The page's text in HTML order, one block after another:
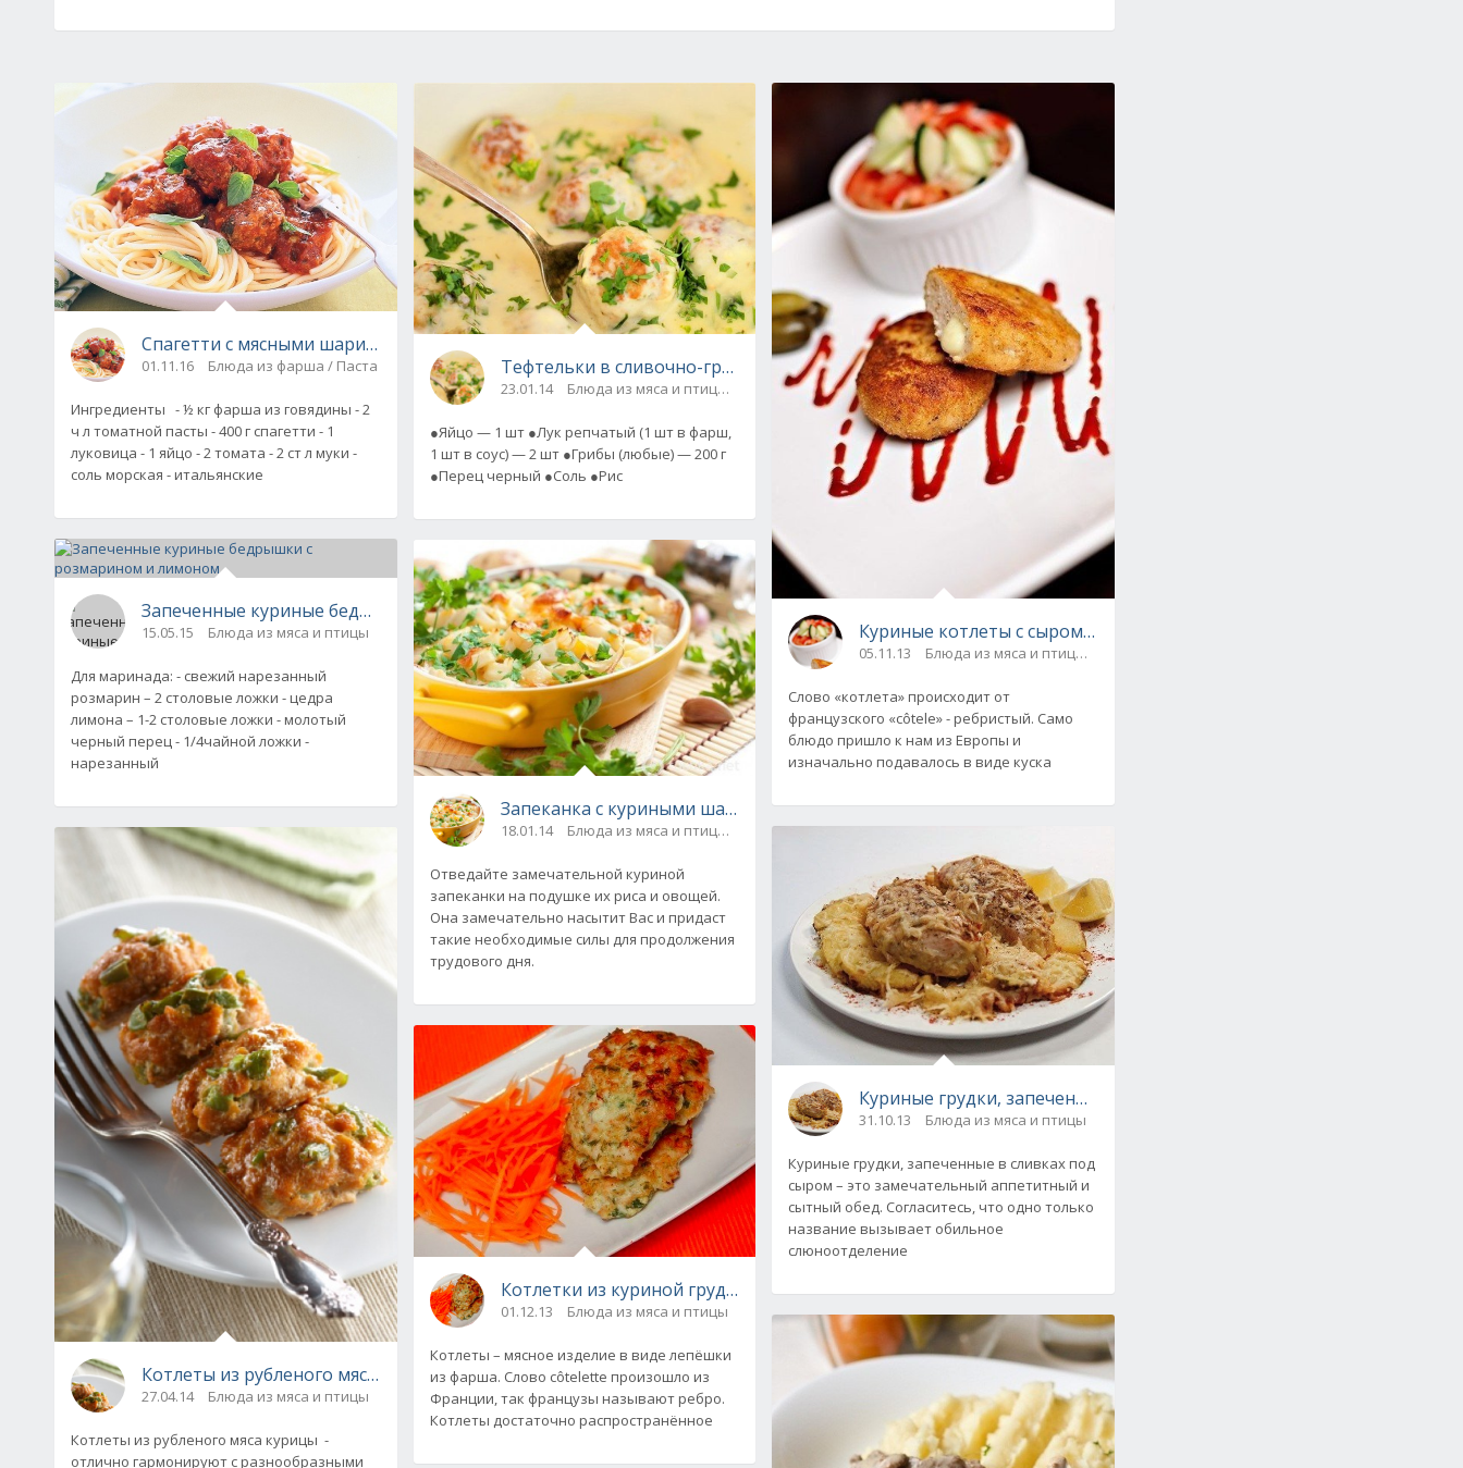
Спагетти с мясными шариками в томатном соусе
01.11.16 Блюда из фарша / Паста
Ингредиенты - ½ кг фарша из говядины - 2
ч л томатной пасты - 400 г спагетти - 1
луковица - 1 яйцо - 2 томата - 2 ст л муки -
соль морская - итальянские
Запеченные куриные бедрышки с розмарином и лимоном
15.05.15 Блюда из мяса и птицы
Для маринада: - свежий нарезанный
розмарин – 2 столовые ложки - цедра
лимона – 1-2 столовые ложки - молотый
черный перец - 1/4чайной ложки -
нарезанный
Котлеты из рубленого мяса курицы. 4 рецепта
27.04.14 Блюда из мяса и птицы
Котлеты из рубленого мяса курицы -
отлично гармонируют с разнообразными
Тефтельки в сливочно-грибном соусе. Рецепт
23.01.14 Блюда из мяса и птицы / Блюда из фарша
●Яйцо — 1 шт ●Лук репчатый (1 шт в фарш,
1 шт в соус) — 2 шт ●Грибы (любые) — 200 г
●Перец черный ●Соль ●Рис
Запеканка с куриными шариками на подушке из риса и овощей. Рецепт
18.01.14 Блюда из мяса и птицы / Блюда из круп, гарниры
Отведайте замечательной куриной
запеканки на подушке их риса и овощей.
Она замечательно насытит Вас и придаст
такие необходимые силы для продолжения
трудового дня.
Котлетки из куриной грудки "На скорую руку". Рецепт
01.12.13 Блюда из мяса и птицы
Котлеты – мясное изделие в виде лепёшки
из фарша. Слово côtelette произошло из
Франции, так французы называют ребро.
Котлеты достаточно распространённое
Куриные котлеты с сыром. Пошаговый фото-рецепт
05.11.13 Блюда из мяса и птицы / Блюда из фарша
Слово «котлета» происходит от
французского «côtele» - ребристый. Само
блюдо пришло к нам из Европы и
изначально подавалось в виде куска
Куриные грудки, запеченные в сливках под сыром. Пошаговый
31.10.13 Блюда из мяса и птицы
Куриные грудки, запеченные в сливках под
сыром – это замечательный аппетитный и
сытный обед. Согласитесь, что одно только
название вызывает обильное
слюноотделение